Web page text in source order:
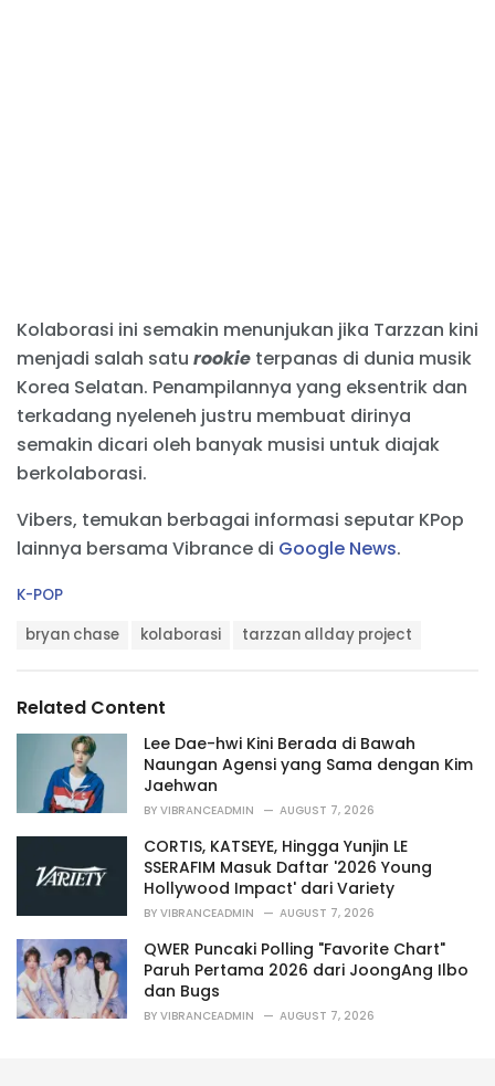
Kolaborasi ini semakin menunjukan jika Tarzzan kini
menjadi salah satu rookie terpanas di dunia musik
Korea Selatan. Penampilannya yang eksentrik dan
terkadang nyeleneh justru membuat dirinya
semakin dicari oleh banyak musisi untuk diajak
berkolaborasi.
Vibers, temukan berbagai informasi seputar KPop
lainnya bersama Vibrance di Google News.
C
r
i
K-POP
:
bryan chase kolaborasi tarzzan allday project
Related Content
Lee Dae-hwi Kini Berada di Bawah
Naungan Agensi yang Sama dengan Kim
Jaehwan
BY VIBRANCEADMIN AUGUST 7, 2026
CORTIS, KATSEYE, Hingga Yunjin LE
SSERAFIM Masuk Daftar '2026 Young
Hollywood Impact' dari Variety
BY VIBRANCEADMIN AUGUST 7, 2026
QWER Puncaki Polling "Favorite Chart"
Paruh Pertama 2026 dari JoongAng Ilbo
dan Bugs
BY VIBRANCEADMIN AUGUST 7, 2026